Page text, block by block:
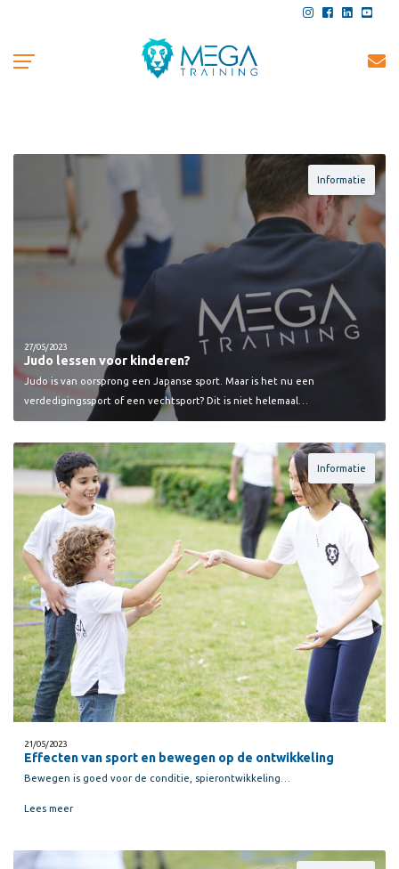
Informatie
27/05/2023
Judo lessen voor kinderen?
Judo is van oorsprong een Japanse sport. Maar is het nu een
verdedigingssport of een vechtsport? Dit is niet helemaal…
Informatie
21/05/2023
Effecten van sport en bewegen op de ontwikkeling
Bewegen is goed voor de conditie, spierontwikkeling…
Lees meer